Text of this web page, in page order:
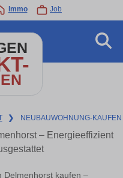
Immo Job
❯ NEUBAUWOHNUNG-KAUFEN
– Energieeffizient
Delmenhorst kaufen –